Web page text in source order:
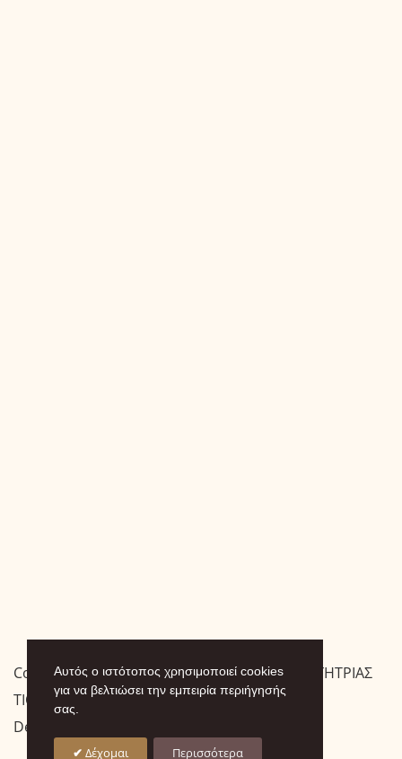
Copyright © 2026 ΙΕΡΑ ΜΟΝΗ ΠΑΝΑΓΙΑΣ ΟΔΗΓΗΤΡΙΑΣ
ΤΙΘΟΡΕΑΣ
Designed by
Αυτός ο ιστότοπος χρησιμοποιεί cookies
για να βελτιώσει την εμπειρία περιήγησής
σας.
Δέχομαι Περισσότερα